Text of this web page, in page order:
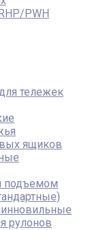
PWH
тележек
ящиков
подъемом
рулонов